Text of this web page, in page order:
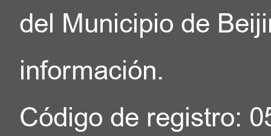
del Municipio de
información.
Código de registro: